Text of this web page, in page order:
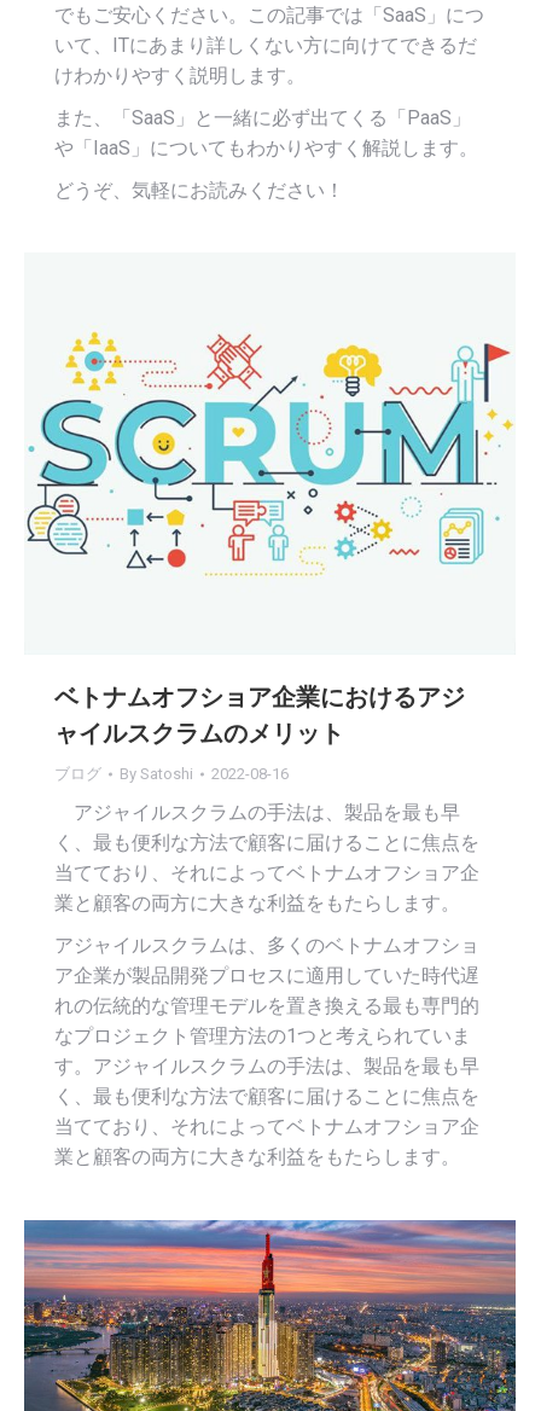
でもご安心ください。この記事では「SaaS」につ
いて、ITにあまり詳しくない方に向けてできるだ
けわかりやすく説明します。
また、「SaaS」と一緒に必ず出てくる「PaaS」
や「IaaS」についてもわかりやすく解説します。
どうぞ、気軽にお読みください！
ベトナムオフショア企業におけるアジ
ャイルスクラムのメリット
ブログ By Satoshi 2022-08-16
アジャイルスクラムの手法は、製品を最も早
く、最も便利な方法で顧客に届けることに焦点を
当てており、それによってベトナムオフショア企
業と顧客の両方に大きな利益をもたらします。
アジャイルスクラムは、多くのベトナムオフショ
ア企業が製品開発プロセスに適用していた時代遅
れの伝統的な管理モデルを置き換える最も専門的
なプロジェクト管理方法の1つと考えられていま
す。アジャイルスクラムの手法は、製品を最も早
く、最も便利な方法で顧客に届けることに焦点を
当てており、それによってベトナムオフショア企
業と顧客の両方に大きな利益をもたらします。